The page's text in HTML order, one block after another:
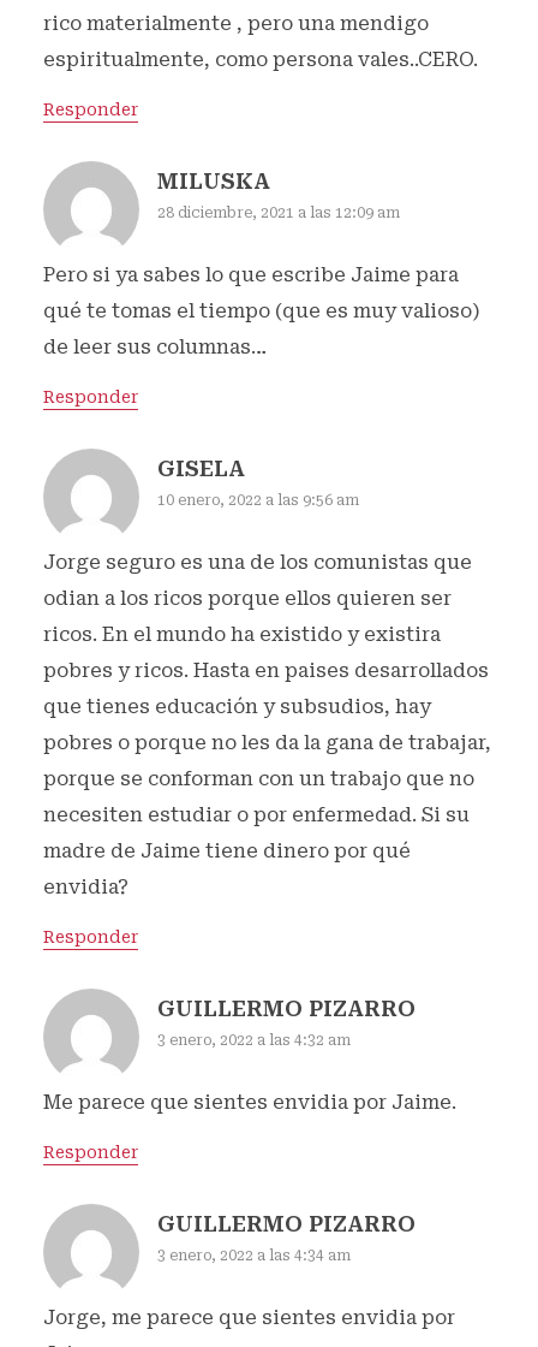
rico materialmente , pero una mendigo
espiritualmente, como persona vales..CERO.
Responder
MILUSKA
28 diciembre, 2021 a las 12:09 am
Pero si ya sabes lo que escribe Jaime para
qué te tomas el tiempo (que es muy valioso)
de leer sus columnas…
Responder
GISELA
10 enero, 2022 a las 9:56 am
Jorge seguro es una de los comunistas que
odian a los ricos porque ellos quieren ser
ricos. En el mundo ha existido y existira
pobres y ricos. Hasta en paises desarrollados
que tienes educación y subsudios, hay
pobres o porque no les da la gana de trabajar,
porque se conforman con un trabajo que no
necesiten estudiar o por enfermedad. Si su
madre de Jaime tiene dinero por qué
envidia?
Responder
GUILLERMO PIZARRO
3 enero, 2022 a las 4:32 am
Me parece que sientes envidia por Jaime.
Responder
GUILLERMO PIZARRO
3 enero, 2022 a las 4:34 am
Jorge, me parece que sientes envidia por